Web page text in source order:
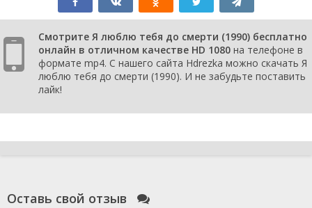
Смотрите Я люблю тебя до смерти (1990) бесплатно
онлайн в отличном качестве HD 1080 на телефоне в
формате mp4. С нашего сайта Hdrezka можно скачать Я
люблю тебя до смерти (1990). И не забудьте поставить
лайк!
Оставь свой отзыв